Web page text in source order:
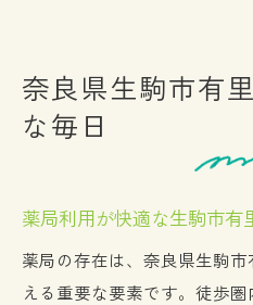
奈良県生駒市有
な毎日
薬局利用が快適な生駒市有
薬局の存在は、奈良県生駒
える重要な要素です。徒歩